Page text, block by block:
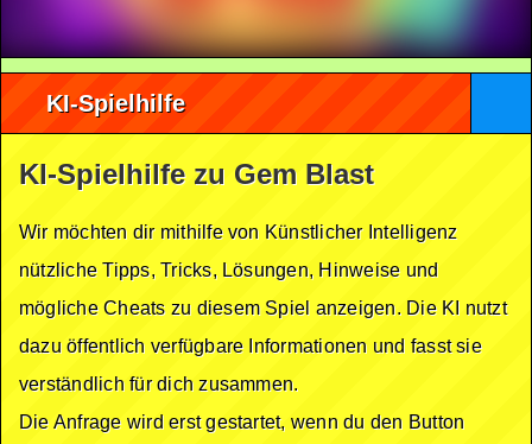
KI-Spielhilfe
KI-Spielhilfe zu Gem Blast
Wir möchten dir mithilfe von Künstlicher Intelligenz
nützliche Tipps, Tricks, Lösungen, Hinweise und
mögliche Cheats zu diesem Spiel anzeigen. Die KI nutzt
dazu öffentlich verfügbare Informationen und fasst sie
verständlich für dich zusammen.
Die Anfrage wird erst gestartet, wenn du den Button